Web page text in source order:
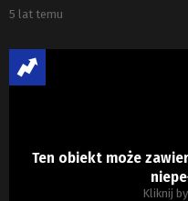
5 lat temu
Ten obiekt może
Kliknij